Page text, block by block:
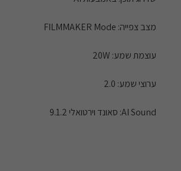
מצב צפייה: FILMMAKER Mode
עוצמת שמע: 20W
ערוצי שמע: 2.0
AI Sound: סאונד וירטואלי 9.1.2